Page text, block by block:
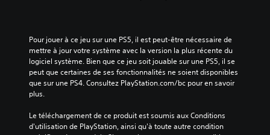
Pour jouer à ce jeu sur une PS5, il est peut-être nécessaire de
mettre à jour votre système avec la version la plus récente du
logiciel système. Bien que ce jeu soit jouable sur une PS5, il se
peut que certaines de ses fonctionnalités ne soient disponibles
que sur une PS4. Consultez PlayStation.com/bc pour en savoir
plus.
Le téléchargement de ce produit est soumis aux Conditions
d'utilisation de PlayStation, ainsi qu'à toute autre condition